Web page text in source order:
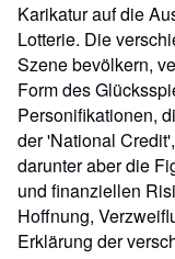
Karikatur auf die
Lotterie. Die
Szene bevölkern,
Form des
Personifikationen,
der 'National
darunter aber die
und finanziellen
Hoffnung,
Erklärung der